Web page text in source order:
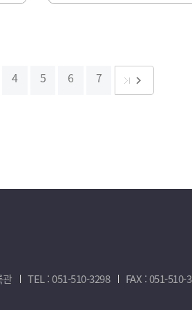
4 5 6 7 keyboard_arrow_right
TEL : 051-510-3298
FAX : 051-510-